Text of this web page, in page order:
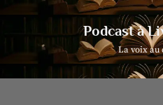
Podcast à
La voix au